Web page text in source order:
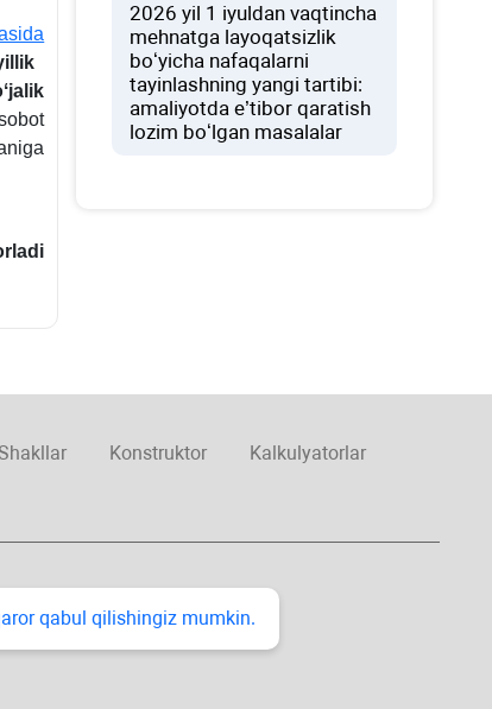
2026 yil 1 iyuldan vaqtincha
mehnatga layoqatsizlik
boʻyicha nafaqalarni
tayinlashning yangi tartibi:
amaliyotda e’tibor qaratish
lozim boʻlgan masalalar
Shakllar Konstruktor Kalkulyatorlar
qabul qilishingiz mumkin.